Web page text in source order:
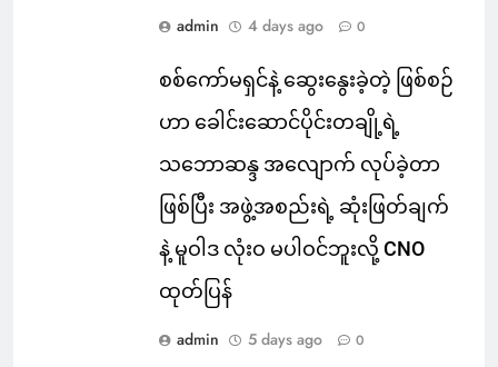
admin 4 days ago 0
စစ်ကော်မရှင်နဲ့ ဆွေးနွေးခဲ့တဲ့ ဖြစ်စဉ်
ဟာ ခေါင်းဆောင်ပိုင်းတချို့ရဲ့
သဘောဆန္ဒ အလျောက် လုပ်ခဲ့တာ
ဖြစ်ပြီး အဖွဲ့အစည်းရဲ့ ဆုံးဖြတ်ချက်
နဲ့ မူဝါဒ လုံးဝ မပါဝင်ဘူးလို့ CNO
ထုတ်ပြန်
admin 5 days ago 0